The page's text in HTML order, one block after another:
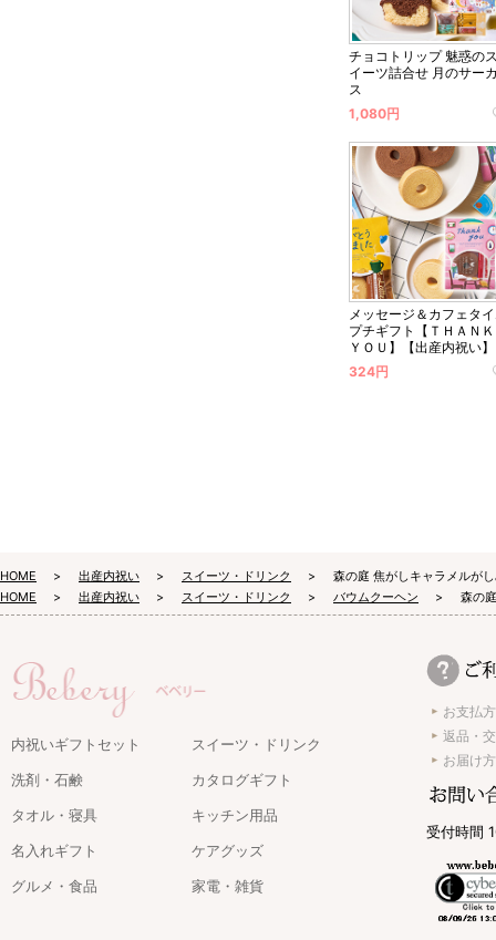
チョコトリップ 魅惑の
イーツ詰合せ 月のサー
ス
1,080円
メッセージ＆カフェタ
プチギフト【ＴＨＡＮＫ
ＹＯＵ】【出産内祝い】
324円
HOME 出産内祝い スイーツ・ドリンク
森の庭 焦がしキャラメルが
HOME
出産内祝い スイーツ・ドリンク バウムクーヘン 森の
内祝いギフトセット
スイーツ・ドリンク
洗剤・石鹸
カタログギフト
タオル・寝具
キッチン用品
名入れギフト
ケアグッズ
グルメ・食品
家電・雑貨
お支払
返品・
お届け
受付時間